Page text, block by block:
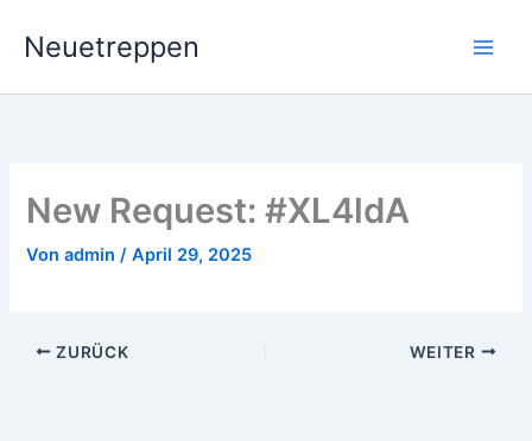
InhaltNeuetreppen
New Request: #XL4ldA
Vonadmin/April 29, 2025
ZURÜCK WEITER